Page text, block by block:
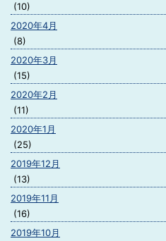
(10)
2020年4月
(8)
2020年3月
(15)
2020年2月
(11)
2020年1月
(25)
2019年12月
(13)
2019年11月
(16)
2019年10月